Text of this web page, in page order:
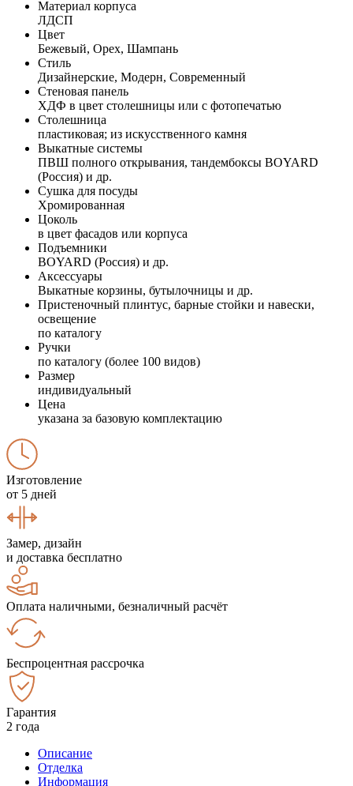
Материал корпуса
ЛДСП
Цвет
Бежевый, Орех, Шампань
Стиль
Дизайнерские, Модерн, Современный
Стеновая панель
ХДФ в цвет столешницы или с фотопечатью
Столешница
пластиковая; из искусственного камня
Выкатные системы
ПВШ полного открывания, тандембоксы BOYARD
(Россия) и др.
Сушка для посуды
Хромированная
Цоколь
в цвет фасадов или корпуса
Подъемники
BOYARD (Россия) и др.
Аксессуары
Выкатные корзины, бутылочницы и др.
Пристеночный плинтус, барные стойки и навески,
освещение
по каталогу
Ручки
по каталогу (более 100 видов)
Размер
индивидуальный
Цена
указана за базовую комплектацию
Изготовление
от 5 дней
Замер, дизайн
и доставка бесплатно
Оплата наличными, безналичный расчёт
Беспроцентная рассрочка
Гарантия
2 года
Описание
Отделка
Информация